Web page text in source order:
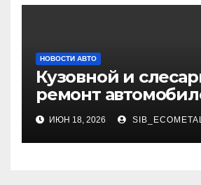
НОВОСТИ АВТО
Кузовной и
ремонт
использование
оригинальных
сроки
ИЮН 18, 2026